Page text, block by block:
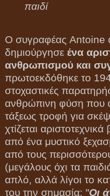
παιδί
Ο συγραφέας Antoine
δημιούργησε ένα
ανθρωπισμού και
πρωτοεκδόθηκε το
στοχαστικές
ανθρώπινη φύση που
τάξεως τροφή για
χτίζεται
από ένα μυστικό
από τους
(μεγάλους όχι τα
απλό, αλλά λίγοι το
του την σημασία: "Οι